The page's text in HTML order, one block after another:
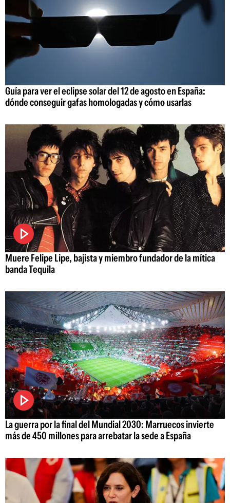
Guía para ver el eclipse solar del 12 de agosto en España:
dónde conseguir gafas homologadas y cómo usarlas
Muere Felipe Lipe, bajista y miembro fundador de la mítica
banda Tequila
La guerra por la final del Mundial 2030: Marruecos invierte
más de 450 millones para arrebatar la sede a España